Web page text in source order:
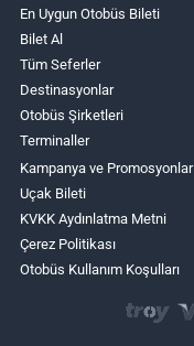
En Uygun Otobüs Bileti
Bilet Al
Tüm Seferler
Destinasyonlar
Otobüs Şirketleri
Terminaller
Kampanya ve Promosyonlar
Uçak Bileti
KVKK Aydınlatma Metni
Çerez Politikası
Otobüs Kullanım Koşulları